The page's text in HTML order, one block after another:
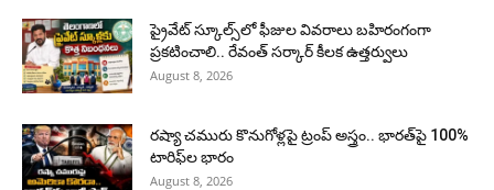
ప్రైవేట్ స్కూల్స్‌లో ఫీజుల వివరాలు బహిరంగంగా
ప్రకటించాలి.. రేవంత్ సర్కార్ కీలక ఉత్తర్వులు
August 8, 2026
రష్యా చమురు కొనుగోళ్లపై ట్రంప్ అస్త్రం.. భారత్‌పై 100%
టారిఫ్‌ల భారం
August 8, 2026